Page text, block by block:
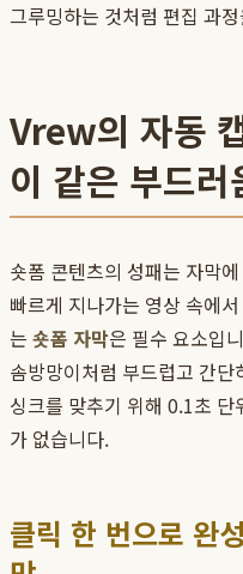
그루밍하는 것처럼 편집 과
Vrew의 자동
이 같은 부드러
숏폼 콘텐츠의 성패는 자막
빠르게 지나가는 영상 속에
는 숏폼 자막은 필수 요소입
솜방망이처럼 부드럽고 간
싱크를 맞추기 위해 0.1초
가 없습니다.
클릭 한 번으로 완